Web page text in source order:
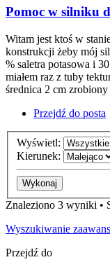
Pomoc w silniku
Witam jest ktoś w
konstrukcji żeby mój
% saletra potasowa i
miałem raz z tuby
średnica 2 cm
Przejdź do posta
Wyświetl:
Kierunek:
Znaleziono 3 wyniki •
Wyszukiwanie
Przejdź do